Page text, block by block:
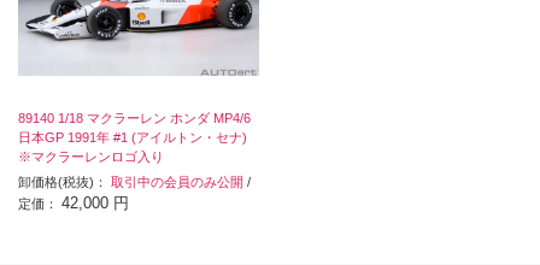
89140 1/18 マクラーレン ホンダ MP4/6
日本GP 1991年 #1 (アイルトン・セナ)
※マクラーレンロゴ入り
卸価格(税抜)： 取引中の会員のみ公開 /
定価： 42,000 円